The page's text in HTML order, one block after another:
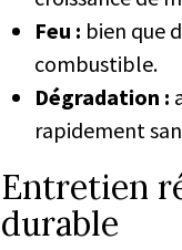
Feu : bien que
combustible.
Dégradation :
rapidement
Entretien
durable